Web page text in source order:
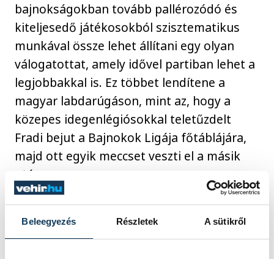
Beleegyezés Részletek A sütikről
bajnokságokban tovább pallérozódó és
kiteljesedő játékosokból szisztematikus
munkával össze lehet állítani egy olyan
válogatottat, amely idővel partiban lehet a
legjobbakkal is. Ez többet lendítene a
magyar labdarúgáson, mint az, hogy a
közepes idegenlégiósokkal teletűzdelt
Fradi bejut a Bajnokok Ligája főtáblájára,
majd ott egyik meccset veszti el a másik
után.
Persze, akinek nem tetszik az új
szabályozás, nem köteles követni, járhatja